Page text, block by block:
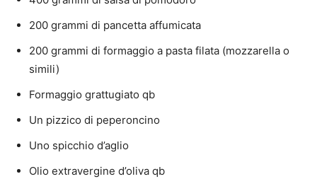
200 grammi di pancetta affumicata
200 grammi di formaggio a pasta filata (mozzarella o
simili)
Formaggio grattugiato qb
Un pizzico di peperoncino
Uno spicchio d’aglio
Olio extravergine d’oliva qb